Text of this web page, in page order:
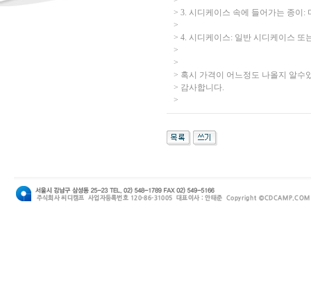
> 3. 시디케이스 속에 들어가는 종이:
>
> 4. 시디케이스: 일반 시디케이스 또
>
>
> 혹시 가격이 어느정도 나올지 알수
> 감사합니다.
>